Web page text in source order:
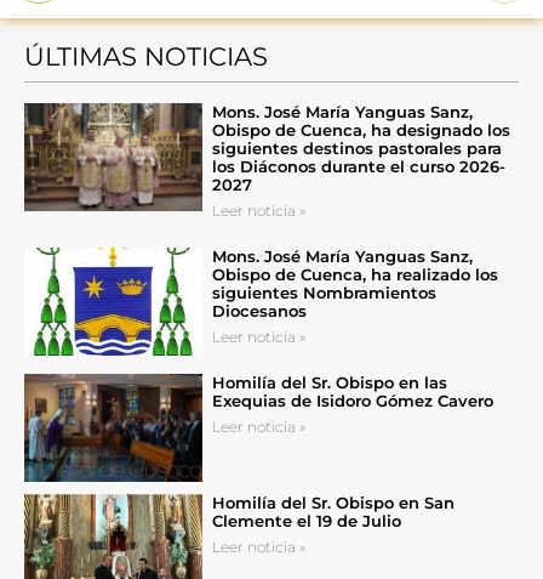
ÚLTIMAS NOTICIAS
Mons. José María Yanguas Sanz,
Obispo de Cuenca, ha designado los
siguientes destinos pastorales para
los Diáconos durante el curso 2026-
2027
Leer noticia »
Mons. José María Yanguas Sanz,
Obispo de Cuenca, ha realizado los
siguientes Nombramientos
Diocesanos
Leer noticia »
Homilía del Sr. Obispo en las
Exequias de Isidoro Gómez Cavero
Leer noticia »
Homilía del Sr. Obispo en San
Clemente el 19 de Julio
Leer noticia »